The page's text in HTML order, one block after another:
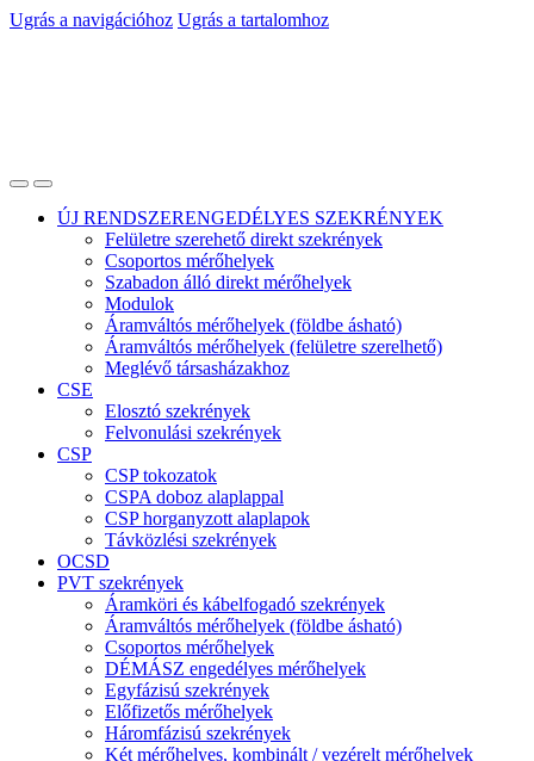
Ugrás a navigációhoz Ugrás a tartalomhoz
ÚJ RENDSZERENGEDÉLYES SZEKRÉNYEK
Felületre szerehető direkt szekrények
Csoportos mérőhelyek
Szabadon álló direkt mérőhelyek
Modulok
Áramváltós mérőhelyek (földbe ásható)
Áramváltós mérőhelyek (felületre szerelhető)
Meglévő társasházakhoz
CSE
Elosztó szekrények
Felvonulási szekrények
CSP
CSP tokozatok
CSPA doboz alaplappal
CSP horganyzott alaplapok
Távközlési szekrények
OCSD
PVT szekrények
Áramköri és kábelfogadó szekrények
Áramváltós mérőhelyek (földbe ásható)
Csoportos mérőhelyek
DÉMÁSZ engedélyes mérőhelyek
Egyfázisú szekrények
Előfizetős mérőhelyek
Háromfázisú szekrények
Két mérőhelyes, kombinált / vezérelt mérőhelyek